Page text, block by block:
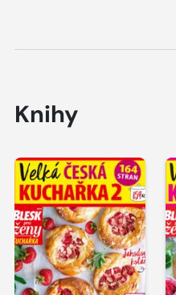
Knihy